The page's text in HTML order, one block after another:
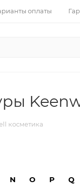
оплаты
косметика
N O P Q